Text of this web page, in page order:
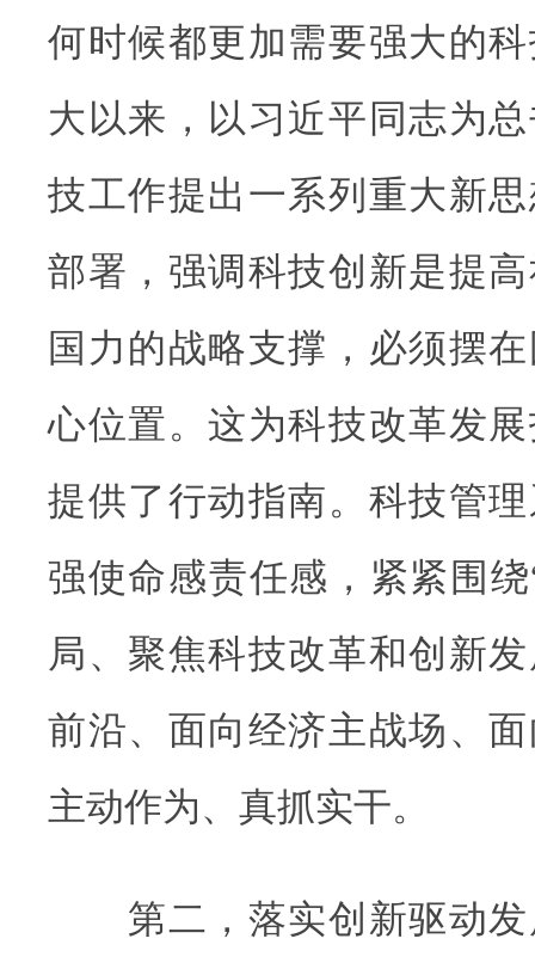
何时候都更加需要强大的
大以来，以习近平同志为
技工作提出一系列重大新
部署，强调科技创新是提
国力的战略支撑，必须摆
心位置。这为科技改革发
提供了行动指南。科技管
强使命感责任感，紧紧围
局、聚焦科技改革和创新
前沿、面向经济主战场、
主动作为、真抓实干。
第二，落实创新驱动发